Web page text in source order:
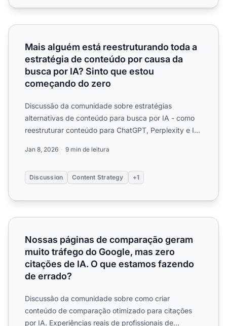
Mais alguém está reestruturando toda a estratégia de
Mais alguém está reestruturando toda a
estratégia de conteúdo por causa da
busca por IA? Sinto que estou
começando do zero
Discussão da comunidade sobre estratégias
alternativas de conteúdo para busca por IA - como
reestruturar conteúdo para ChatGPT, Perplexity e IA
Jan 8, 2026 9 min de leitura
Discussion Content Strategy +1
Nossas páginas de comparação geram muito tráfego do
Nossas páginas de comparação geram
muito tráfego do Google, mas zero
citações de IA. O que estamos fazendo
de errado?
Discussão da comunidade sobre como criar
conteúdo de comparação otimizado para citações
por IA. Experiências reais de profissionais de